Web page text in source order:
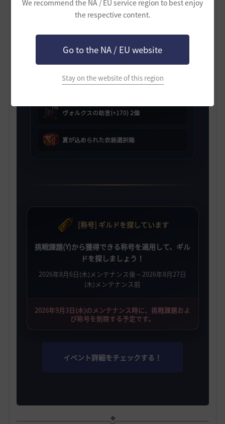
We recommend the NA / EU service region to best enjoy
the respective content.
Go to the NA / EU website
Stay on the website of this region
ヴォルクスの助言(+160) 2個
ヴォルクスの助言(+170) 2個
夏が込められた衣装選択箱
[称号] ギルドを探しています
挑戦課題(Y)から獲得できる称号を適用して、ギル
ドを探しましょう！
2026年8月6日(木)メンテナンス後～2026年8月27日
(木)メンテナンス前
2026年9月3日(木)のメンテナンス時に、挑戦課題およ
び称号を削除する予定です。
イベント詳細をチェックする！